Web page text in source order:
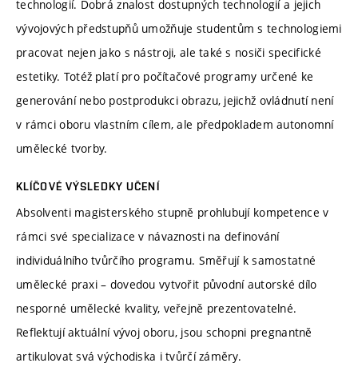
technologií. Dobrá znalost dostupných technologií a jejich
vývojových předstupňů umožňuje studentům s technologiemi
pracovat nejen jako s nástroji, ale také s nosiči specifické
estetiky. Totéž platí pro počítačové programy určené ke
generování nebo postprodukci obrazu, jejichž ovládnutí není
v rámci oboru vlastním cílem, ale předpokladem autonomní
umělecké tvorby.
KLÍČOVÉ VÝSLEDKY UČENÍ
Absolventi magisterského stupně prohlubují kompetence v
rámci své specializace v návaznosti na definování
individuálního tvůrčího programu. Směřují k samostatné
umělecké praxi – dovedou vytvořit původní autorské dílo
nesporné umělecké kvality, veřejně prezentovatelné.
Reflektují aktuální vývoj oboru, jsou schopni pregnantně
artikulovat svá východiska i tvůrčí záměry.